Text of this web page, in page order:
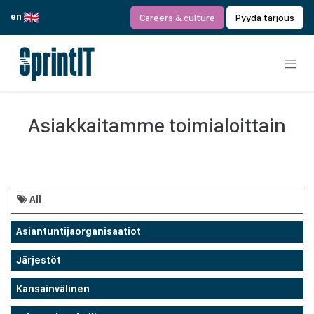
en
Careers & culture Pyydä tarjous
Asiakkaitamme toimialoittain
All
Asiantuntijaorganisaatiot
Järjestöt
Kansainvälinen